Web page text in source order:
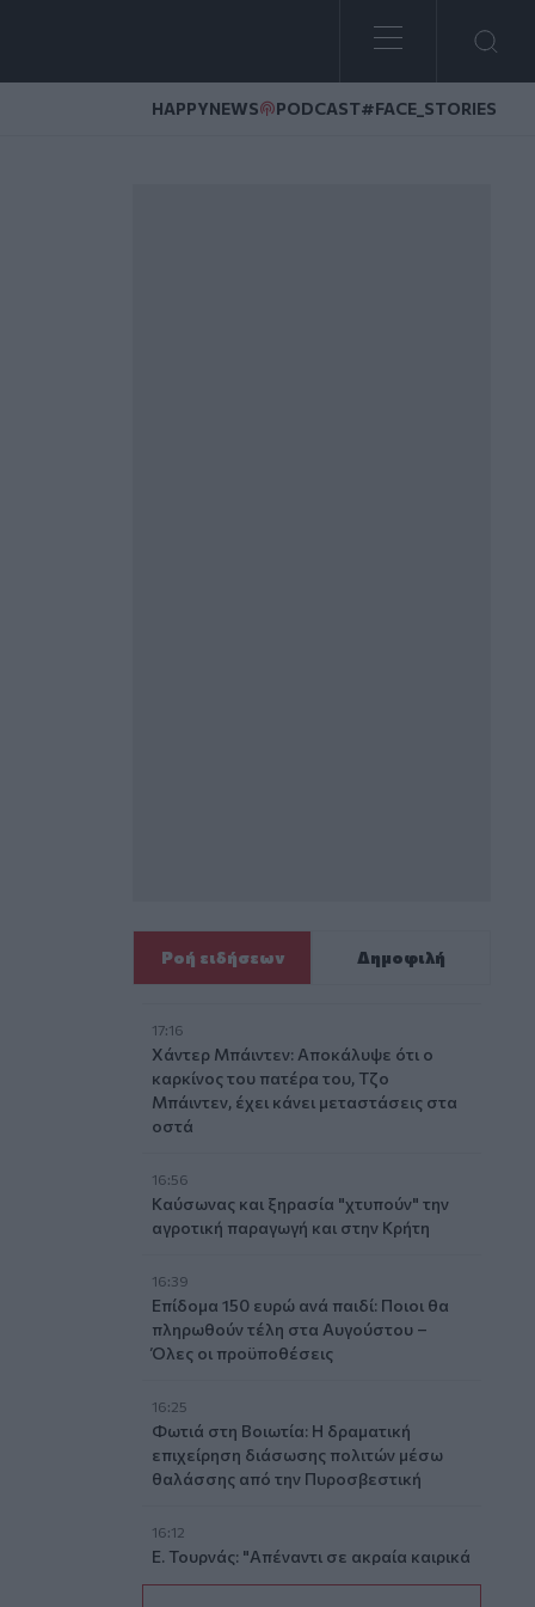
HAPPYNEWS PODCAST#FACE_STORIES
Ροή ειδήσεων Δημοφιλή
17:16
Χάντερ Μπάιντεν: Αποκάλυψε ότι ο
καρκίνος του πατέρα του, Τζο
Μπάιντεν, έχει κάνει μεταστάσεις στα
οστά
16:56
Καύσωνας και ξηρασία "χτυπούν" την
αγροτική παραγωγή και στην Κρήτη
16:39
Επίδομα 150 ευρώ ανά παιδί: Ποιοι θα
πληρωθούν τέλη στα Αυγούστου –
Όλες οι προϋποθέσεις
16:25
Φωτιά στη Βοιωτία: Η δραματική
επιχείρηση διάσωσης πολιτών μέσω
θαλάσσης από την Πυροσβεστική
16:12
Ε. Τουρνάς: "Απέναντι σε ακραία καιρικά
φαινόμενα δεν υπάρχουν περιθώρια